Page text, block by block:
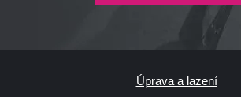
Úprava a lazení